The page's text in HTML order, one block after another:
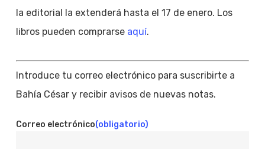
la editorial la extenderá hasta el 17 de enero. Los
libros pueden comprarse aquí.
Introduce tu correo electrónico para suscribirte a
Bahía César y recibir avisos de nuevas notas.
Correo electrónico(obligatorio)